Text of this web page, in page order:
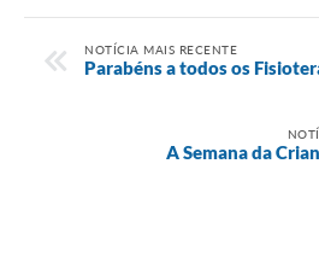
NOTÍCIA MAIS RECENTE
Parabéns a todos os
A Semana da